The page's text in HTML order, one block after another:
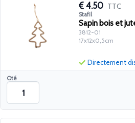
4.50 TTC
Stafil
Sapin bois et
3812-01
17x12x0,5cm
Qté
Directement